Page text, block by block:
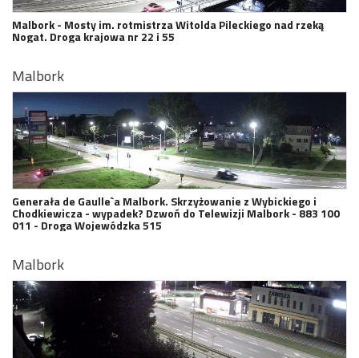
Malbork - Mosty im. rotmistrza Witolda Pileckiego nad rzeką
Nogat. Droga krajowa nr 22 i 55
Malbork
Generała de Gaulle`a Malbork. Skrzyżowanie z Wybickiego i
Chodkiewicza - wypadek? Dzwoń do Telewizji Malbork - 883 100
011 - Droga Wojewódzka 515
Malbork